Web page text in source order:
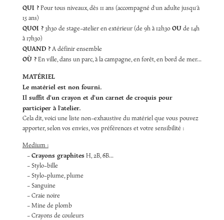
QUI ?Pour tous niveaux, dès 11 ans (accompagné d'un adulte jusqu'à
15 ans)
QUOI ?3h30 de stage-atelier en extérieur (de 9h à 12h30OUde 14h
à 17h30)
QUAND ?A définir ensemble
OÙ ?En ville, dans un parc, à la campagne, en forêt, en bord de mer...
MATÉRIEL
Le matériel est non fourni.
Il suffit d’un crayon et d’un carnet de croquis pour
participer à l'atelier.
Cela dit, voici une liste non-exhaustive du matériel que vous pouvez
apporter, selon vos envies, vos préférences et votre sensibilité :
Medium :
-Crayons graphites H, 2B, 6B...
- Stylo-bille
- Stylo-plume, plume
- Sanguine
- Craie noire
- Mine de plomb
- Crayons de couleurs